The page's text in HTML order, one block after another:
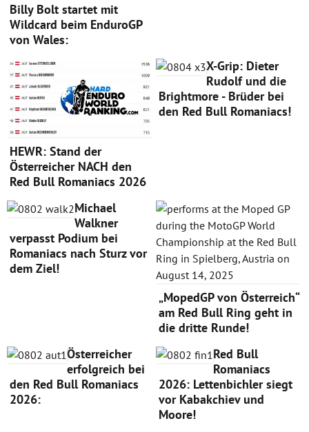
Billy Bolt startet mit
Wildcard beim EnduroGP
von Wales:
HEWR: Stand der
Österreicher NACH den
Red Bull Romaniacs 2026
X-Grip: Dieter
Rudolf und die
Brightmore - Brüder bei
den Red Bull Romaniacs!
Michael
Walkner
verpasst Podium bei
Romaniacs nach Sturz vor
dem Ziel!
„MopedGP von Österreich“
am Red Bull Ring geht in
die dritte Runde!
Österreicher
erfolgreich bei
den Red Bull Romaniacs
2026:
Red Bull
Romaniacs
2026: Lettenbichler siegt
vor Kabakchiev und
Moore!